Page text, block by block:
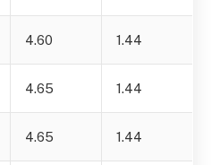
4.60 1.44
4.65 1.44
4.65 1.44